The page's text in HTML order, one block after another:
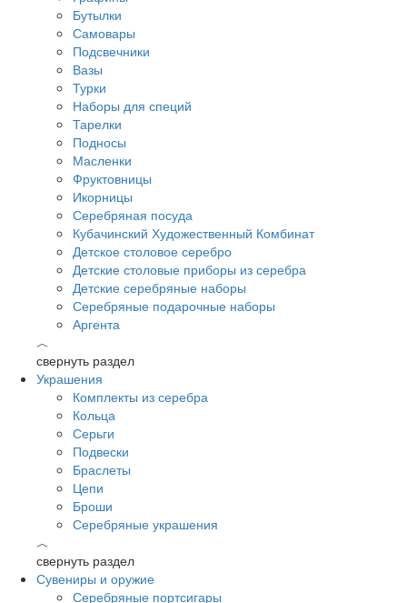
Бутылки
Самовары
Подсвечники
Вазы
Турки
Наборы для специй
Тарелки
Подносы
Масленки
Фруктовницы
Икорницы
Серебряная посуда
Кубачинский Художественный Комбинат
Детское столовое серебро
Детские столовые приборы из серебра
Детские серебряные наборы
Серебряные подарочные наборы
Аргента
︿
свернуть раздел
Украшения
Комплекты из серебра
Кольца
Серьги
Подвески
Браслеты
Цепи
Броши
Серебряные украшения
︿
свернуть раздел
Сувениры и оружие
Серебряные портсигары